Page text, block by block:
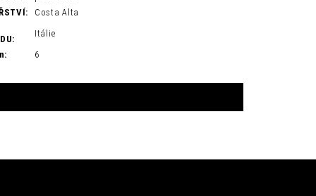
:
Costa Alta
:
Itálie
: 6